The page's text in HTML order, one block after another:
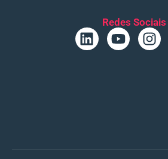
Redes Sociais